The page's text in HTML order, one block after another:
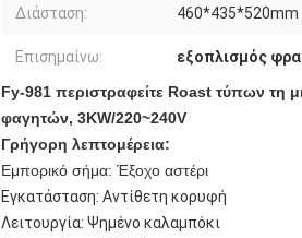
Διάσταση: 460*435*520mm
Επισημαίνω: εξοπλισμός
Fy-981 περιστραφείτε Roast τύπων τη
φαγητών, 3KW/220~240V
Γρήγορη λεπτομέρεια:
Εμπορικό σήμα: Έξοχο αστέρι
Εγκατάσταση: Αντίθετη κορυφή
Λειτουργία: Ψημένο καλαμπόκι